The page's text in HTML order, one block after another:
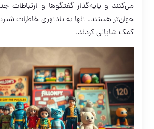
می‌کنند و پایه‌گذار گفتگوها و ارتباطات
جوان‌تر هستند. آنها به یادآوری خاطرات
کمک شایانی کردند.